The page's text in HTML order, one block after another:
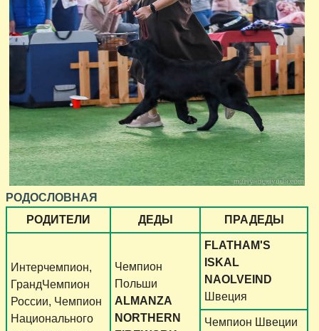
РОДОСЛОВНАЯ
РОДИТЕЛИ
ДЕДЫ ПРАДЕДЫ
Интерчемпион,
ГрандЧемпион
России, Чемпион
Национального
Чемпион
Польши
ALMANZA
NORTHERN
FLATHAM'S
ISKAL
NAOLVEIND
Швеция
Чемпион Швеции